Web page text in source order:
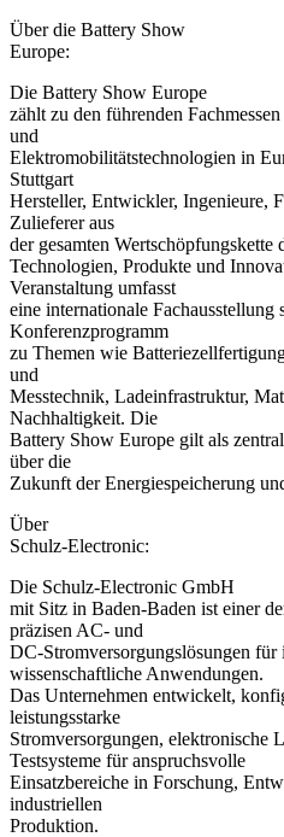
Über die Battery Show
Europe:
Die Battery Show Europe
zählt zu den führenden
und
Elektromobilitätstechnologien in
Stuttgart
Hersteller, Entwickler, Ingenieure,
Zulieferer aus
der gesamten
Technologien, Produkte und
Veranstaltung umfasst
eine internationale Fachausstellung
Konferenzprogramm
zu Themen wie
und
Messtechnik, Ladeinfrastruktur,
Nachhaltigkeit. Die
Battery Show Europe gilt als
über die
Zukunft der Energiespeicherung
Über
Schulz-Electronic:
Die Schulz-Electronic GmbH
mit Sitz in Baden-Baden ist einer
präzisen AC- und
DC-Stromversorgungslösungen für
wissenschaftliche Anwendungen.
Das Unternehmen entwickelt,
leistungsstarke
Stromversorgungen, elektronische
Testsysteme für anspruchsvolle
Einsatzbereiche in Forschung,
industriellen
Produktion.